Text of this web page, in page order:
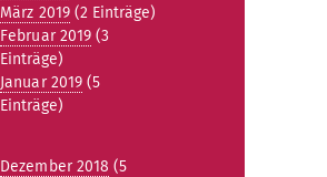
März 2019(2 Einträge)
Februar 2019 (3
Einträge)
Januar 2019 (5
Einträge)
Dezember 2018 (5